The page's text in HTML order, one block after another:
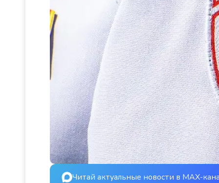
Читай актуальные новости в MAX-